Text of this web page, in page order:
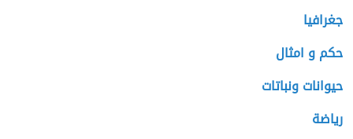
جغرافيا
حكم و امثال
حيوانات ونباتات
رياضة